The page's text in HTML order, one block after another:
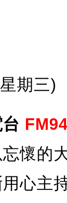
期三)
懷的
心主